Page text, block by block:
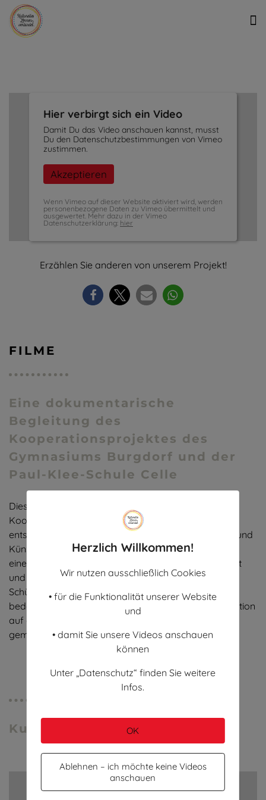
Hier verbirgt sich ein Video
Damit Du das Video anschauen kannst, musst
Du den Datenschutzbestimmungen von Vimeo
zustimmen.
Akzeptieren
Wenn Vimeo auf dieser Website aktiviert wird, werden
personenbezogene Daten zu Vimeo übermittelt und
ausgewertet. Mehr dazu in der Vimeo
Datenschutzerklärung: hier
Erzählen Sie anderen von unserem Projekt!
FILME
Eine dokumentarische
Begleitung des
Kooperationsprojektes des
Gymnasiums Burgdorf und der
Paul-Klee-Schule Celle
Dieser 30-minütige Dokumentarfilm über unser
Kooperationsprojekt in den Schuljahren 2019–2021
entstand in Zusammenarbeit mit dem Filmemacher und
Künstler Philipp von Zitzewitz. Der Beitrag vermittelt
einen Eindruck davon, was alle Beteiligten bewegt hat
und welchen enormen Zugewinn diese Arbeit für
Schüler*innen, Lehrkräfte, Pädagog*innen und Eltern
bedeutet. Begleitung der Projekte, von der Graffiti-Aktion
auf den Burgdorfer Stromkästen bis hin zu
gemeinsamen Sportveranstaltungen.
Kurzfilm Sportfest 2019
Hier verbirgt sich ein Video
Herzlich Willkommen!
Wir nutzen ausschließlich Cookies
• für die Funktionalität unserer Website
und
• damit Sie unsere Videos anschauen
können
Unter „Datenschutz“ finden Sie weitere
Infos.
OK
Ablehnen – ich möchte keine Videos
anschauen